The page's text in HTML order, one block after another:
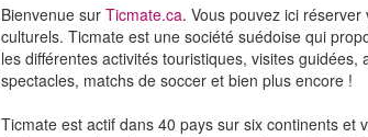
Bienvenue surTicmate.ca. Vous pouvez ici
culturels. Ticmate est une société suédoise qui
les différentes activités touristiques, visites guidées,
spectacles, matchs de soccer et bien plus encore !
Ticmate est actif dans 40 pays sur six continents et